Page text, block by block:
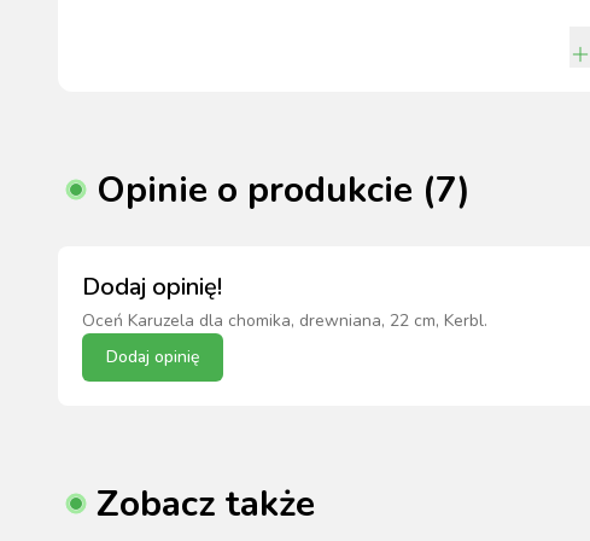
Opinie o produkcie (7)
Dodaj opinię!
Oceń Karuzela dla chomika, drewniana, 22 cm, Kerbl.
Dodaj opinię
Zobacz także